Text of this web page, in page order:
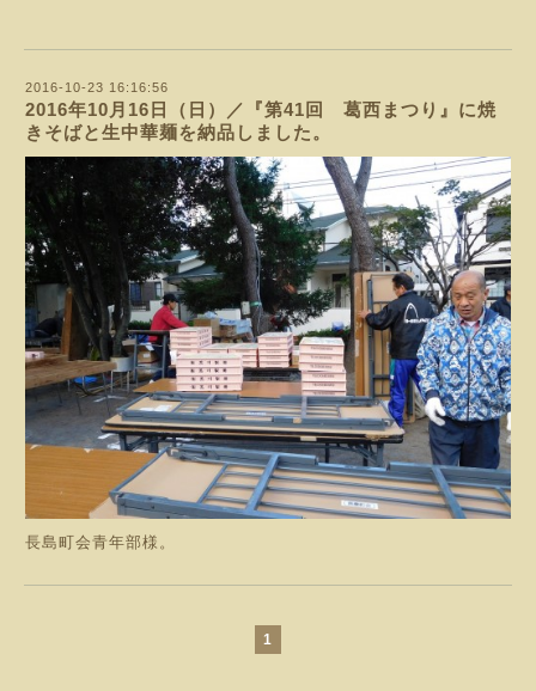
2016-10-23 16:16:56
2016年10月16日（日）／『第41回 葛西まつり』に焼
きそばと生中華麺を納品しました。
長島町会青年部様。
1